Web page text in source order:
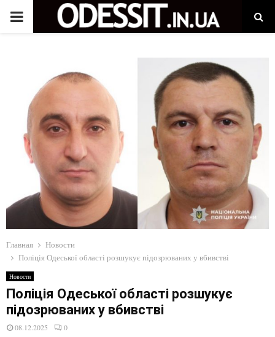
P
Y
M
E
N
Главная
Новости
Поліція Одеської області розшукує підозрюваних у вбивстві
Новости
Поліція Одеської області розшукує
підозрюваних у вбивстві
08.12.2025 0